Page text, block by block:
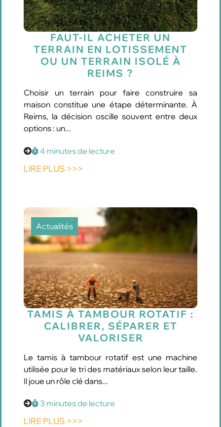
FAUT-IL ACHETER UN
TERRAIN EN LOTISSEMENT
OU UN TERRAIN ISOLÉ À
REIMS ?
Choisir un terrain pour faire construire sa
maison constitue une étape déterminante. À
Reims, la décision oscille souvent entre deux
options : un...
4 minutes de lecture
LIRE PLUS >>>
Actualités
TAMIS À TAMBOUR ROTATIF :
CALIBRER, SÉPARER ET
VALORISER
Le tamis à tambour rotatif est une machine
utilisée pour le tri des matériaux selon leur taille.
Il joue un rôle clé dans...
3 minutes de lecture
LIRE PLUS >>>